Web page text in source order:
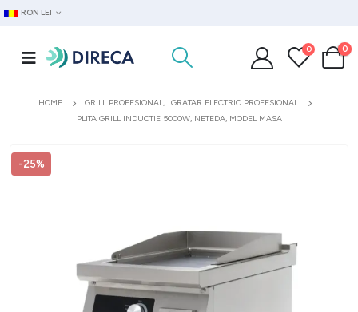
RON LEI
0 0
HOME GRILL PROFESIONAL,
GRATAR ELECTRIC PROFESIONAL
PLITA GRILL INDUCTIE 5000W, NETEDA, MODEL MASA
-25%